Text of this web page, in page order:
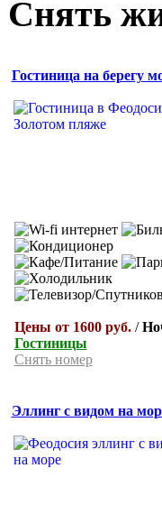
Снять
Гостиница на берегу
Цены от 1600 руб./
Гостиницы
Снять номер
Эллинг с видом на